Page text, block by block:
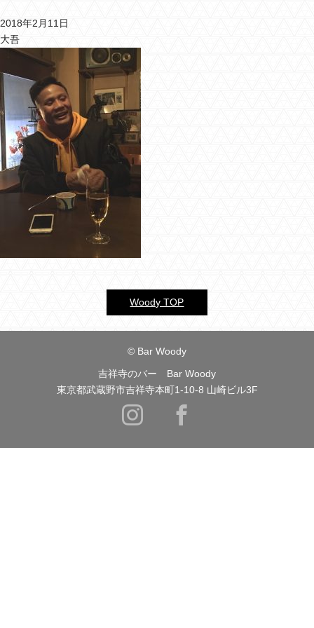
バー ウッディについて
メニュー＆料金
おすすめカクテル
交通のご案内
フォトギャラリー
2018年2月11日
大吾
Woody TOP
© Bar Woody
吉祥寺のバー Bar Woody
東京都武蔵野市吉祥寺本町1-10-8 山崎ビル3F